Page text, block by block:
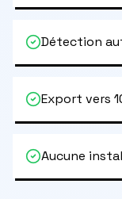
Détection
Export vers
Aucune